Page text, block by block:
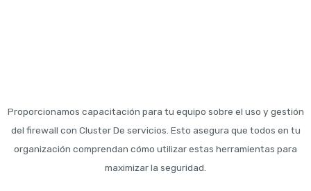
Proporcionamos capacitación para tu equipo sobre el uso y gestión
del firewall con Cluster De servicios. Esto asegura que todos en tu
organización comprendan cómo utilizar estas herramientas para
maximizar la seguridad.